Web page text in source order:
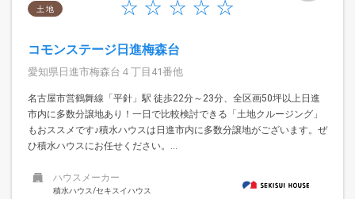
土 地
コモンステージ日進梅森台
愛知県日進市梅森台４丁目41番他
名古屋市営鶴舞線「平針」駅 徒歩22分～23分、全区画50坪以上日進
市内に多数分譲地あり！一日で比較検討できる「土地クルージング」
もおススメです♪積水ハウスは日進市内に多数分譲地がございます。ぜ
ひ積水ハウスにお任せください。...
ハウスメーカー
積水ハウス/セキスイハウス